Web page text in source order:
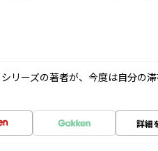
リーズの著者が、今度は自分の
詳細